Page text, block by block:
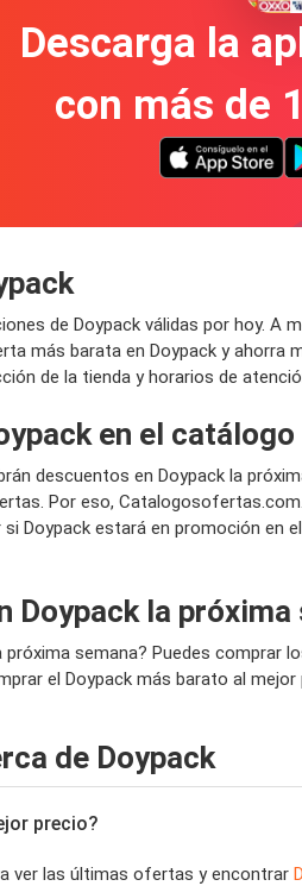
Descarga la
con más de
de Doypack válidas por hoy.
más barata en Doypack y ahorra
de la tienda y horarios de
en el
descuentos en Doypack la
Por eso,
Doypack estará en promoción
Doypack la próxima
semana? Puedes
el Doypack más barato al mejor
de Doypack
precio?
ver las últimas ofertas y encontrar